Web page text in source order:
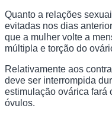
Quanto a relações
evitadas nos dias
que a mulher volte a
múltipla e torção do
Relativamente aos
deve ser interrompida
estimulação ovárica fará
óvulos.